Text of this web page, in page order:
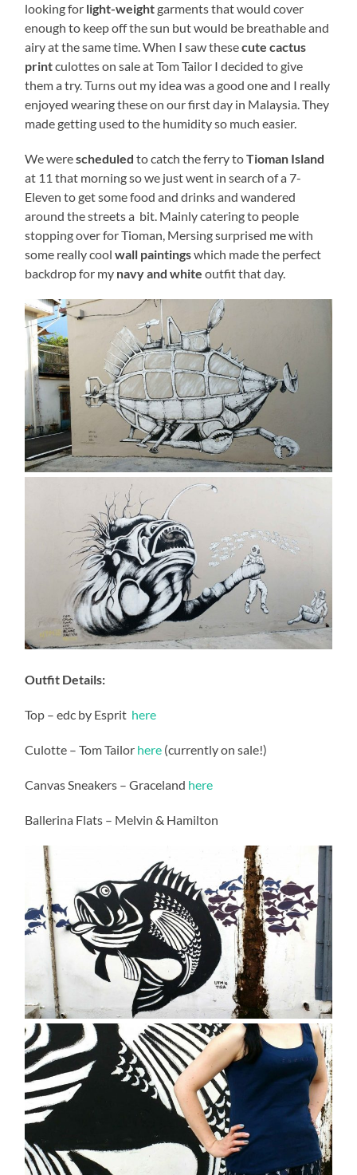
looking for light-weightgarments that would cover
enough to keep off the sun but would be breathable and
airy at the same time. When I saw thesecute cactus
printculottes on sale at Tom Tailor I decided to give
them a try. Turns out my idea was a good one and I really
enjoyed wearing theseon our first day in Malaysia. They
made getting used to the humidity so much easier.
We werescheduled to catch the ferry toTioman Island
at 11 that morning so we just went in search of a 7-
Eleven to get some food and drinks and wandered
around the streets a bit. Mainly catering to people
stopping over for Tioman, Mersing surprised me with
some really coolwall paintingswhich made the perfect
backdrop for my navy and white outfit that day.
Outfit Details:
Top – edc by Esprit here
Culotte – Tom Tailor here (currently on sale!)
Canvas Sneakers – Graceland here
Ballerina Flats – Melvin & Hamilton